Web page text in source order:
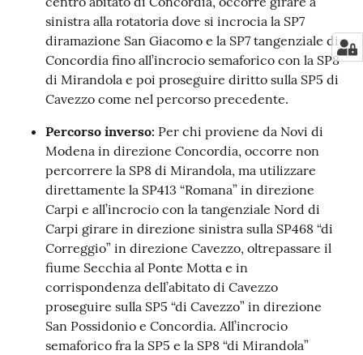
sinistra alla rotatoria dove si incrocia la SP7
diramazione San Giacomo e la SP7 tangenziale di
Concordia fino all’incrocio semaforico con la SP8
di Mirandola e poi proseguire diritto sulla SP5 di
Cavezzo come nel percorso precedente.
Percorso inverso: Per chi proviene da Novi di
Modena in direzione Concordia, occorre non
percorrere la SP8 di Mirandola, ma utilizzare
direttamente la SP413 “Romana” in direzione
Carpi e all’incrocio con la tangenziale Nord di
Carpi girare in direzione sinistra sulla SP468 “di
Correggio” in direzione Cavezzo, oltrepassare il
fiume Secchia al Ponte Motta e in
corrispondenza dell’abitato di Cavezzo
proseguire sulla SP5 “di Cavezzo” in direzione
San Possidonio e Concordia. All’incrocio
semaforico fra la SP5 e la SP8 “di Mirandola”